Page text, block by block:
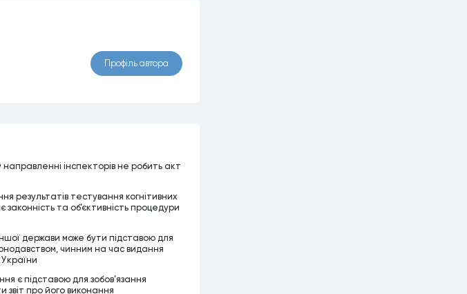
Профiль автора
направленні інспекторів не робить акт
результатів тестування когнітивних
та об’єктивність процедури
держави може бути підставою для
чинним на час видання
є підставою для зобов’язання
звіт про його виконання